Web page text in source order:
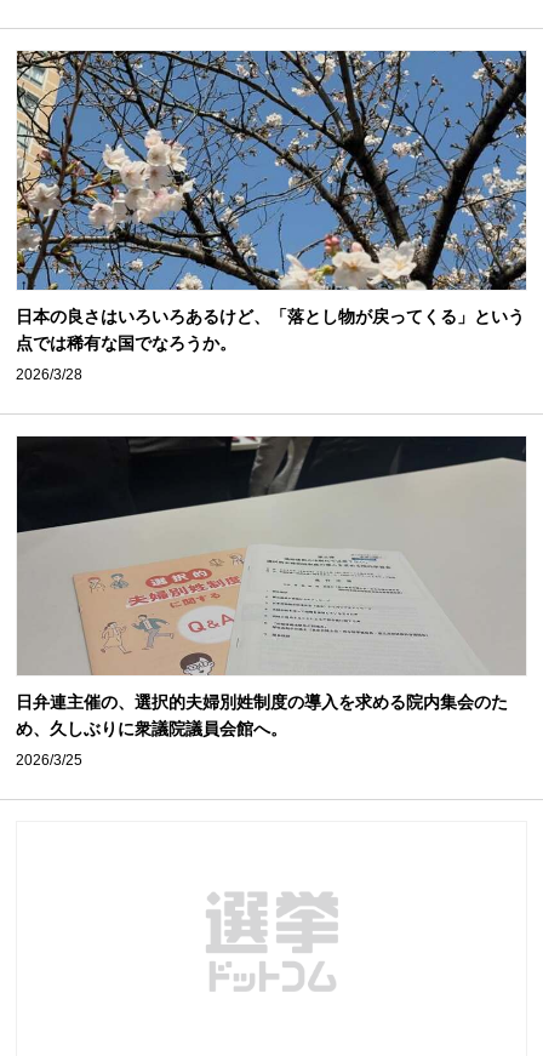
日本の良さはいろいろあるけど、「落とし物が戻ってくる」という
点では稀有な国でなろうか。
2026/3/28
日弁連主催の、選択的夫婦別姓制度の導入を求める院内集会のた
め、久しぶりに衆議院議員会館へ。
2026/3/25